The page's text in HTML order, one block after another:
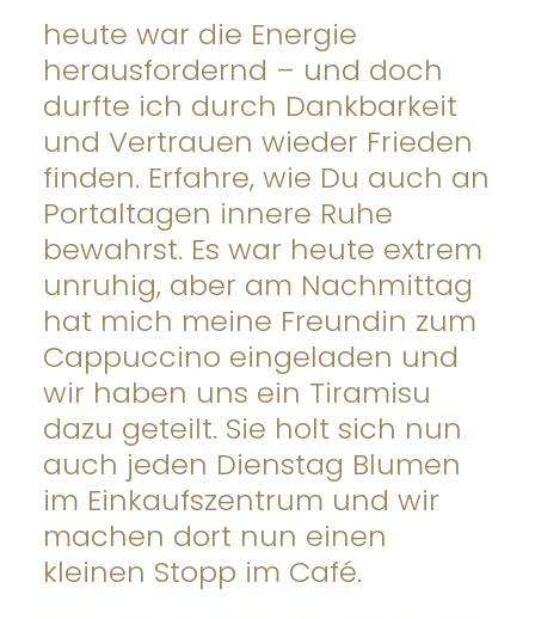
heute war die Energie
herausfordernd – und doch
durfte ich durch Dankbarkeit
und Vertrauen wieder Frieden
finden. Erfahre, wie Du auch an
Portaltagen innere Ruhe
bewahrst. Es war heute extrem
unruhig, aber am Nachmittag
hat mich meine Freundin zum
Cappuccino eingeladen und
wir haben uns ein Tiramisu
dazu geteilt. Sie holt sich nun
auch jeden Dienstag Blumen
im Einkaufszentrum und wir
machen dort nun einen
kleinen Stopp im Café.